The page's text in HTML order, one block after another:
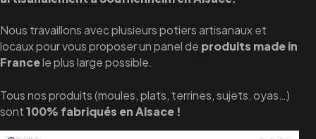
Nous travaillons avec plusieurs potiers artisanaux et
locaux pour vous proposer un panel de produits made in
Francele plus large possible.
Tous nos produits (moules, plats, terrines, sujets, oyas…)
sont100% fabriqués en Alsace !